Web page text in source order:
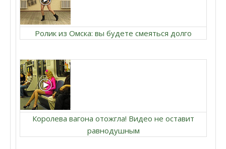
Ролик из Омска: вы будете смеяться долго
Королева вагона отожгла! Видео не оставит
равнодушным